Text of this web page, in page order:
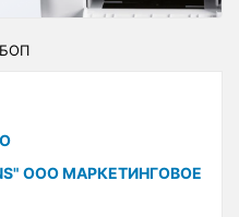
ООО МАРКЕТИНГОВОЕ